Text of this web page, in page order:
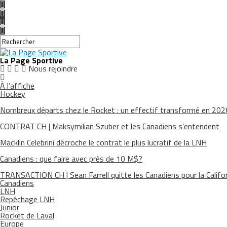
La Page Sportive
Nous rejoindre
À l’affiche
Hockey
Nombreux départs chez le Rocket : un effectif transformé en
CONTRAT CH | Maksymilian Szuber et les Canadiens s’entendent
Macklin Celebrini décroche le contrat le plus lucratif de la LNH
Canadiens : que faire avec près de 10 M$?
TRANSACTION CH | Sean Farrell quitte les Canadiens pour la
Canadiens
LNH
Repêchage LNH
Junior
Rocket de Laval
Europe